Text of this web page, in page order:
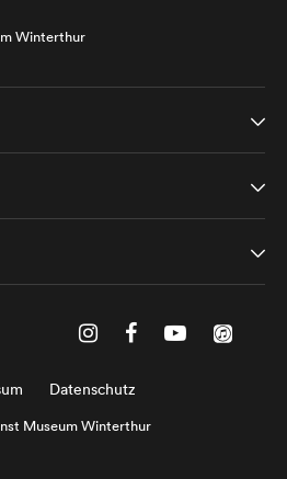
Winterthur
Datenschutz
Museum Winterthur